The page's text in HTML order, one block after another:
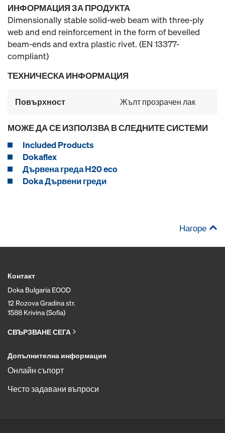
ИНФОРМАЦИЯ ЗА ПРОДУКТА
Dimensionally stable solid-web beam with three-ply
web and end reinforcement in the form of bevelled
beam-ends and extra plastic rivet. (EN 13377-
compliant)
ТЕХНИЧЕСКА ИНФОРМАЦИЯ
Повърхност Жълт прозрачен лак
МОЖЕ ДА СЕ ИЗПОЛЗВА В СЛЕДНИТЕ СИСТЕМИ
Included Products
Dokaflex
Дървена греда H20 eco
Doka Дървени греди
Нагоре
Контакт
Doka Bulgaria EOOD
12 Rozova Gradina str.
1588 Krivina (Sofia)
СВЪРЗВАНЕ СЕГА
Допълнителна информация
Онлайн съпорт
Често задавани въпроси